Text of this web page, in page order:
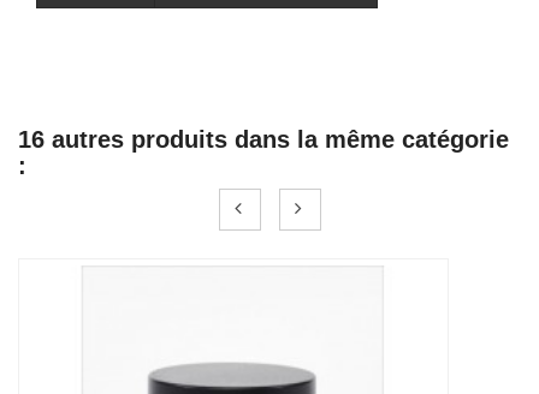
16 autres produits dans la même catégorie
: